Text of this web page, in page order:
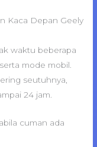
Kaca Depan Geely
waktu beberapa
mode mobil.
seutuhnya,
24 jam.
cuman ada